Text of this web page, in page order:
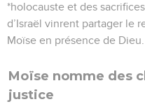
*holocauste et des
d’Israël vinrent partager le
Moïse en présence de Dieu.
Moïse nomme des
justice